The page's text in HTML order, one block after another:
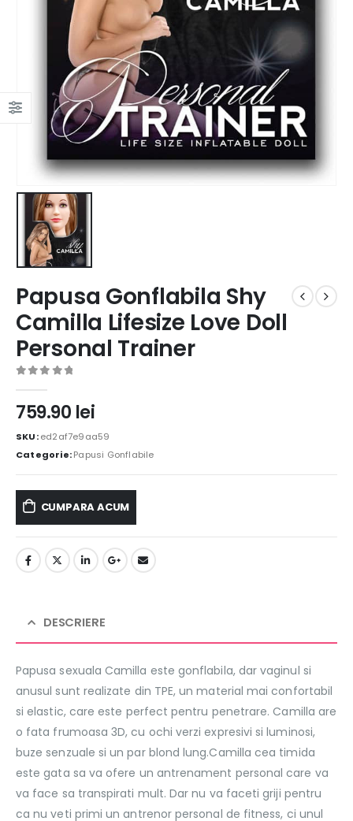
Papusa Gonflabila Shy
Camilla Lifesize Love Doll
Personal Trainer
759.90 lei
SKU:ed2af7e9aa59
Categorie:Papusi Gonflabile
CUMPARA ACUM
DESCRIERE
Papusa sexuala Camilla este gonflabila, dar vaginul si
anusul sunt realizate din TPE, un material mai confortabil
si elastic, care este perfect pentru penetrare. Camilla are
o fata frumoasa 3D, cu ochi verzi expresivi si luminosi,
buze senzuale si un par blond lung.Camilla cea timida
este gata sa va ofere un antrenament personal care va
va face sa transpirati mult. Dar nu va faceti griji pentru
ca nu veti primi un antrenor personal de fitness, ci unul